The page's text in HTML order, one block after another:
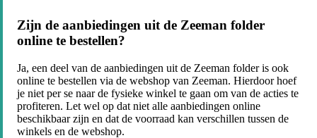
Zijn de aanbiedingen uit de Zeeman folder
online te bestellen?
Ja, een deel van de aanbiedingen uit de Zeeman folder is ook
online te bestellen via de webshop van Zeeman. Hierdoor hoef
je niet per se naar de fysieke winkel te gaan om van de acties te
profiteren. Let wel op dat niet alle aanbiedingen online
beschikbaar zijn en dat de voorraad kan verschillen tussen de
winkels en de webshop.